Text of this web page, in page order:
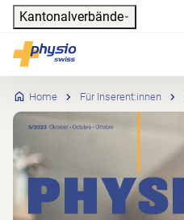
Header
Kantonalverbände
Physioswiss
Hauptnavigation
Home Für Inserent:innen